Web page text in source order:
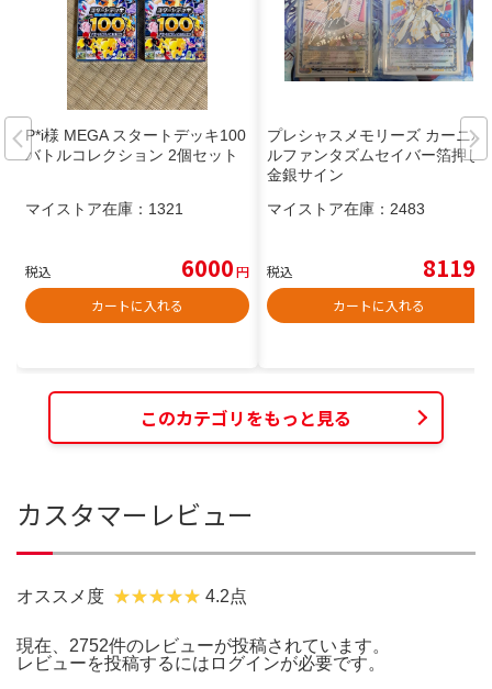
P*i様 MEGA スタートデッキ100
バトルコレクション 2個セット
マイストア在庫： 1321
税込 6000円
カートに入れる
プレシャスメモリーズ カーニバ
ルファンタズムセイバー箔押し
金銀サイン
マイストア在庫： 2483
税込 8119
カートに入れる
このカテゴリをもっと見る
カスタマーレビュー
オススメ度 4.2点
現在、2752件のレビューが投稿されています。
レビューを投稿するには ログインが必要です。